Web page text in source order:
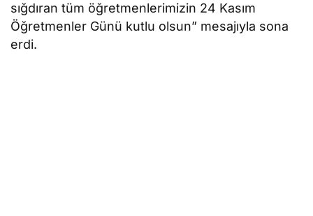
sığdıran tüm öğretmenlerimizin 24 Kasım
Öğretmenler Günü kutlu olsun” mesajıyla sona
erdi.